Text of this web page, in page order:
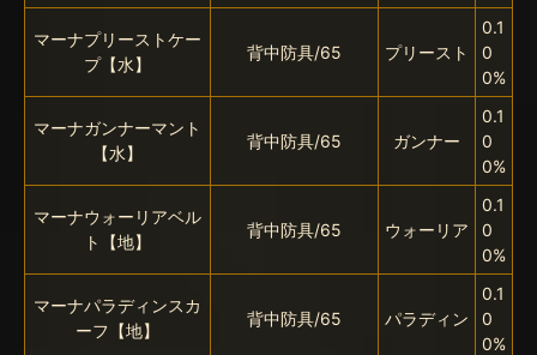
マーナプリーストケー
プ【水】
背中防具/65 プリースト
0.1
0
0%
マーナガンナーマント
【水】
背中防具/65 ガンナー
0.1
0
0%
マーナウォーリアベル
ト【地】
背中防具/65 ウォーリア
0.1
0
0%
マーナパラディンスカ
ーフ【地】
背中防具/65 パラディン
0.1
0
0%